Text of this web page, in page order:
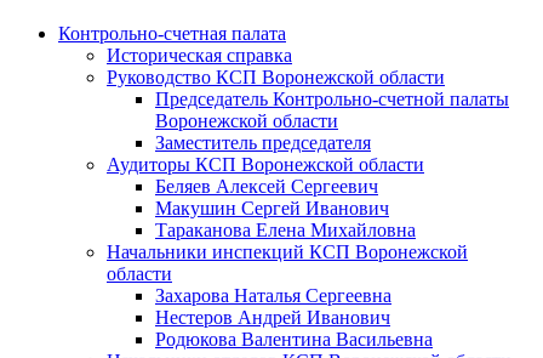
Контрольно-счетная палата
Историческая справка
Руководство КСП Воронежской области
Председатель Контрольно-счетной палаты
Воронежской области
Заместитель председателя
Аудиторы КСП Воронежской области
Беляев Алексей Сергеевич
Макушин Сергей Иванович
Тараканова Елена Михайловна
Начальники инспекций КСП Воронежской
области
Захарова Наталья Сергеевна
Нестеров Андрей Иванович
Родюкова Валентина Васильевна